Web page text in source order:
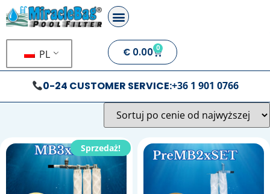
PL € 0.00 0
0-24 CUSTOMER SERVICE:+36 1 901 0766
Sprzedaż!